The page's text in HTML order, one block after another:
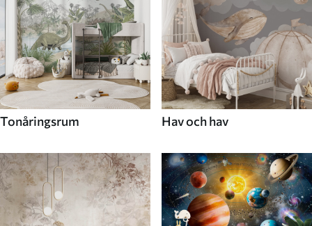
Tonåringsrum Hav och hav